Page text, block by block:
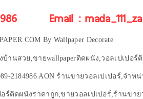
Email :
By Wallpaper Decorate
บ้านสวย,ขายwallpaperติดผนัง,วอลเปเปอร์
2184986 AON ร้านขายวอลเปเปอร์,จำห
อร์ติดผนังราคาถูก,ขายวอลเปเปอร์,ร้านขา